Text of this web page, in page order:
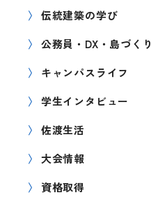
伝統建築の学び
公務員・DX・島づくり
キャンパスライフ
学生インタビュー
佐渡生活
大会情報
資格取得